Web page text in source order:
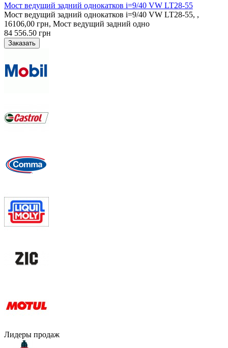
Мост ведущий задний однокатков i=9/40 VW LT28-55
Мост ведущий задний однокатков i=9/40 VW LT28-55, ,
16106,00 грн, Мост ведущий задний одно
84 556.50 грн
Лидеры продаж